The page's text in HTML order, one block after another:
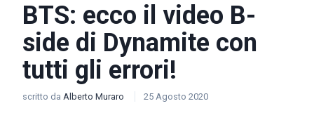
BTS: ecco il video B-
side di Dynamite con
tutti gli errori!
scritto da Alberto Muraro 25 Agosto 2020